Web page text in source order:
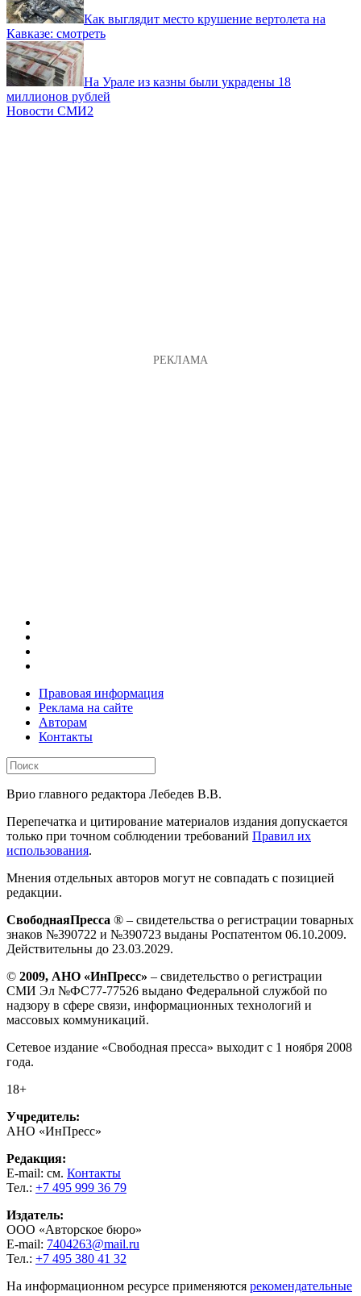
Как выглядит место крушение вертолета на
Кавказе: смотреть
На Урале из казны были украдены 18
миллионов рублей
Новости СМИ2
Правовая информация
Реклама на сайте
Авторам
Контакты
Врио главного редактора Лебедев В.В.
Перепечатка и цитирование материалов издания допускается
только при точном соблюдении требований Правил их
использования.
Мнения отдельных авторов могут не совпадать с позицией
редакции.
СвободнаяПресса ® – свидетельства о регистрации товарных
знаков №390722 и №390723 выданы Роспатентом 06.10.2009.
Действительны до 23.03.2029.
© 2009, АНО «ИнПресс» – свидетельство о регистрации
СМИ Эл №ФС77-77526 выдано Федеральной службой по
надзору в сфере связи, информационных технологий и
массовых коммуникаций.
Сетевое издание «Свободная пресса» выходит с 1 ноября 2008
года.
18+
Учредитель:
АНО «ИнПресс»
Редакция:
E-mail: см. Контакты
Тел.: +7 495 999 36 79
Издатель:
ООО «Авторское бюро»
E-mail: 7404263@mail.ru
Тел.: +7 495 380 41 32
На информационном ресурсе применяются рекомендательные